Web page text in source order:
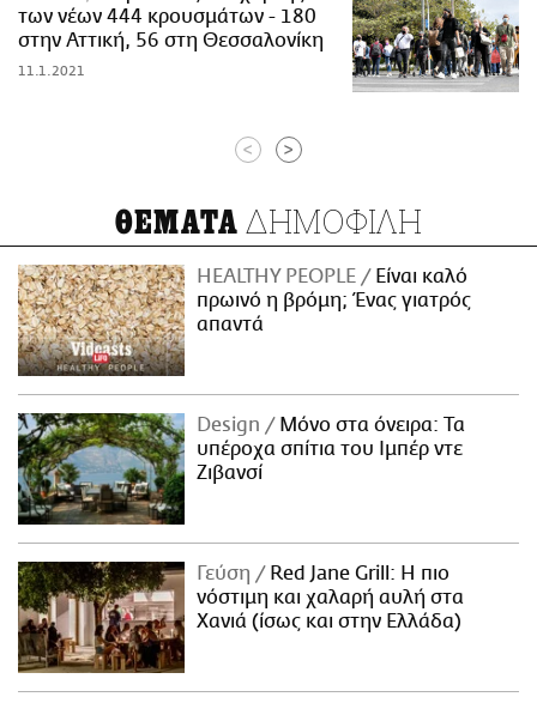
των νέων 444 κρουσμάτων - 180
στην Αττική, 56 στη Θεσσαλονίκη
11.1.2021
< >
ΘΕΜΑΤΑ ΔΗΜΟΦΙΛΗ
HEALTHY PEOPLE
Είναι καλό
πρωινό η βρόμη; Ένας γιατρός
απαντά
Design
Μόνο στα όνειρα: Τα
υπέροχα σπίτια του Ιμπέρ ντε
Ζιβανσί
Γεύση
Red Jane Grill: Η πιο
νόστιμη και χαλαρή αυλή στα
Χανιά (ίσως και στην Ελλάδα)